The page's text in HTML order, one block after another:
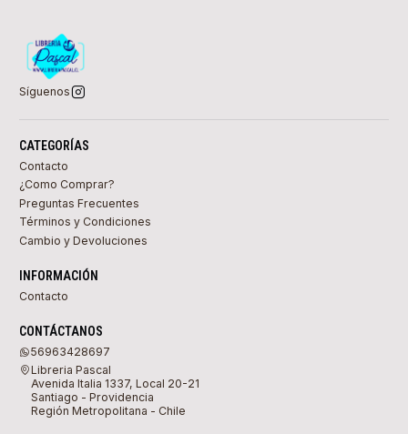
Síguenos
CATEGORÍAS
Contacto
¿Como Comprar?
Preguntas Frecuentes
Términos y Condiciones
Cambio y Devoluciones
INFORMACIÓN
Contacto
CONTÁCTANOS
56963428697
Libreria Pascal
Avenida Italia 1337, Local 20-21
Santiago - Providencia
Región Metropolitana - Chile